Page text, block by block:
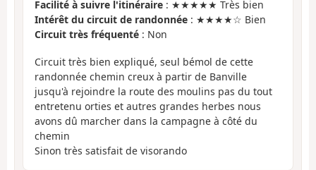
Facilité à suivre l'itinéraire : ★★★★★ Très bien
Intérêt du circuit de randonnée : ★★★★☆ Bien
Circuit très fréquenté : Non
Circuit très bien expliqué, seul bémol de cette
randonnée chemin creux à partir de Banville
jusqu'à rejoindre la route des moulins pas du tout
entretenu orties et autres grandes herbes nous
avons dû marcher dans la campagne à côté du
chemin
Sinon très satisfait de visorando